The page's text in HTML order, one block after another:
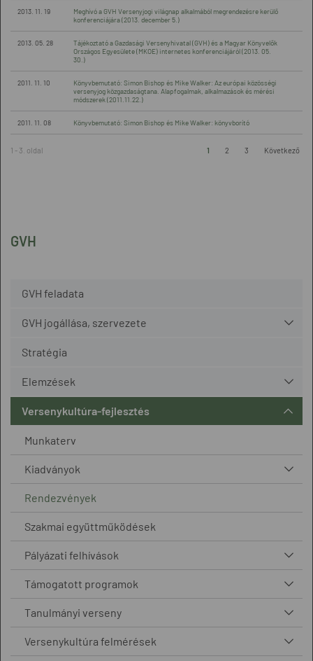
GVH
GVH feladata
GVH jogállása, szervezete
Stratégia
Elemzések
Versenykultúra-fejlesztés
Munkaterv
Kiadványok
Rendezvények
Szakmai együttműködések
Pályázati felhívások
Támogatott programok
Tanulmányi verseny
Versenykultúra felmérések
2013. 11. 19
Meghívó a GVH Versenyjogi világnap alkalmából megrendezésre kerülő
konferenciájára (2013. december 5.)
2013. 05. 28
Tájékoztató a Gazdasági Versenyhivatal (GVH) és a Magyar Könyvelők
Országos Egyesülete (MKOE) internetes konferenciájáról (2013. 05.
30.)
2011. 11. 10
Könyvbemutató: Simon Bishop és Mike Walker: Az európai közösségi
versenyjog közgazdaságtana. Alapfogalmak, alkalmazások és mérési
módszerek (2011.11.22.)
2011. 11. 08 Könyvbemutató: Simon Bishop és Mike Walker: könyvborító
1 - 3. oldal 1 2 3 Következő